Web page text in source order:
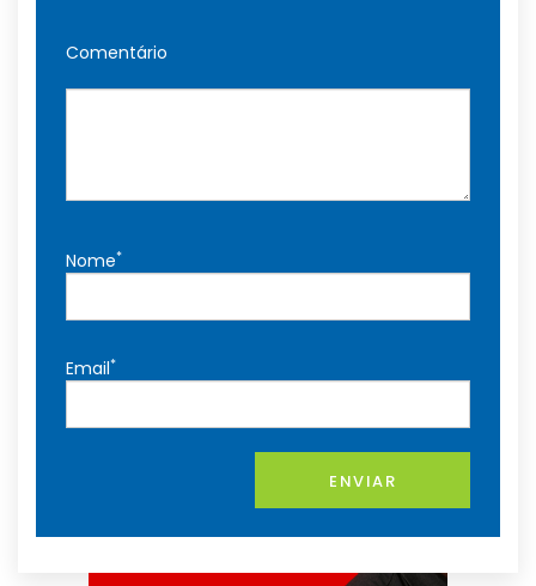
Comentário
Nome*
Email*
ENVIAR